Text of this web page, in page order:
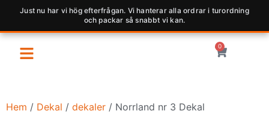
Just nu har vi hög efterfrågan. Vi hanterar alla ordrar i turordning
och packar så snabbt vi kan.
0
Hem / Dekal / dekaler / Norrland nr 3 Dekal